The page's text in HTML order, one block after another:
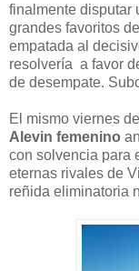
finalmente disputar
grandes favoritos
empatada al
resolvería a favor
de desempate.
El mismo viernes
Alevin femenino
con solvencia para
eternas rivales de
reñida eliminatoria